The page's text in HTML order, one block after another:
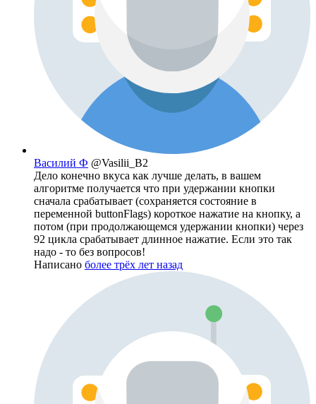
Василий Ф @Vasilii_B2
Дело конечно вкуса как лучше делать, в вашем
алгоритме получается что при удержании кнопки
сначала срабатывает (сохраняется состояние в
переменной buttonFlags) короткое нажатие на кнопку, а
потом (при продолжающемся удержании кнопки) через
92 цикла срабатывает длинное нажатие. Если это так
надо - то без вопросов!
Написано более трёх лет назад